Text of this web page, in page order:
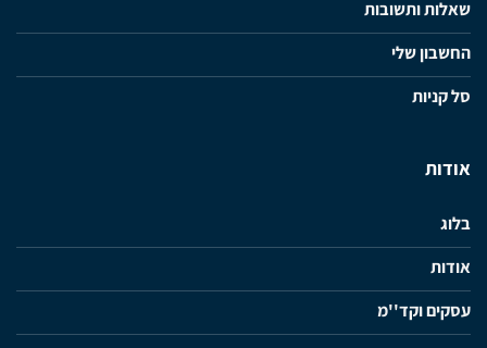
שאלות ותשובות
החשבון שלי
סל קניות
אודות
בלוג
אודות
עסקים וקד''מ